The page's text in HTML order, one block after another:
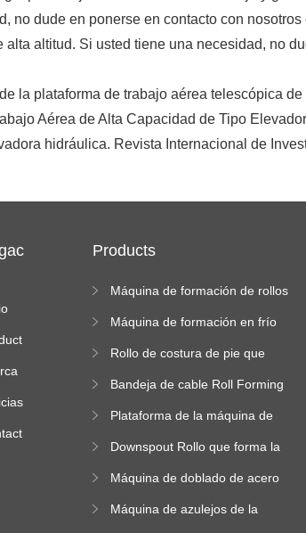
no dude en ponerse en contacto con
altitud. Si usted tiene una necesidad, no
la plataforma de trabajo aérea telescópica
Aérea de Alta Capacidad de Tipo
hidráulica. Revista Internacional de
Products
Máquina de formación de rollos
Máquina de formación en frío
Rollo de costura de pie que
Bandeja de cable Roll Forming
Plataforma de la máquina de
altitud
Downspout Rollo que forma la
Máquina de doblado de acero
Máquina de azulejos de la